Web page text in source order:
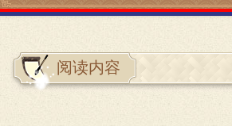
阅读内容